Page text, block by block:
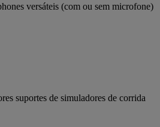
versáteis (com ou sem microfone)
suportes de simuladores de corrida